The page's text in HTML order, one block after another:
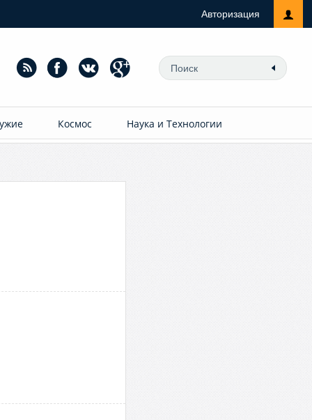
Авторизация
Космос Наука и Технологии